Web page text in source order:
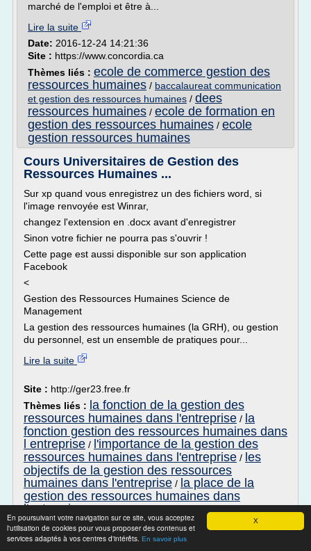
X
En poursuivant votre navigation sur ce site, vous acceptez
l'utilisation de cookies pour vous proposer des contenus et
services adaptés à vos centres d'intérêts. En savoir plus
marché de l'emploi et être à...
Lire la suite
Date: 2016-12-24 14:21:36
Site : https://www.concordia.ca
Thèmes liés : ecole de commerce gestion des
ressources humaines / baccalaureat communication
et gestion des ressources humaines / dees
ressources humaines / ecole de formation en
gestion des ressources humaines / ecole
gestion ressources humaines
Cours Universitaires de Gestion des
Ressources Humaines ...
Sur xp quand vous enregistrez un des fichiers word, si
l'image renvoyée est Winrar,
changez l'extension en .docx avant d'enregistrer
Sinon votre fichier ne pourra pas s'ouvrir !
Cette page est aussi disponible sur son application
Facebook
<
Gestion des Ressources Humaines Science de
Management
La gestion des ressources humaines (la GRH), ou gestion
du personnel, est un ensemble de pratiques pour...
Lire la suite
Site : http://ger23.free.fr
Thèmes liés : la fonction de la gestion des
ressources humaines dans l'entreprise / la
fonction gestion des ressources humaines dans
l entreprise / l'importance de la gestion des
ressources humaines dans l'entreprise / les
objectifs de la gestion des ressources
humaines dans l'entreprise / la place de la
gestion des ressources humaines dans
l'entreprise
Offre emploi Ressources humaines
Tunisie - stages-emplois.com